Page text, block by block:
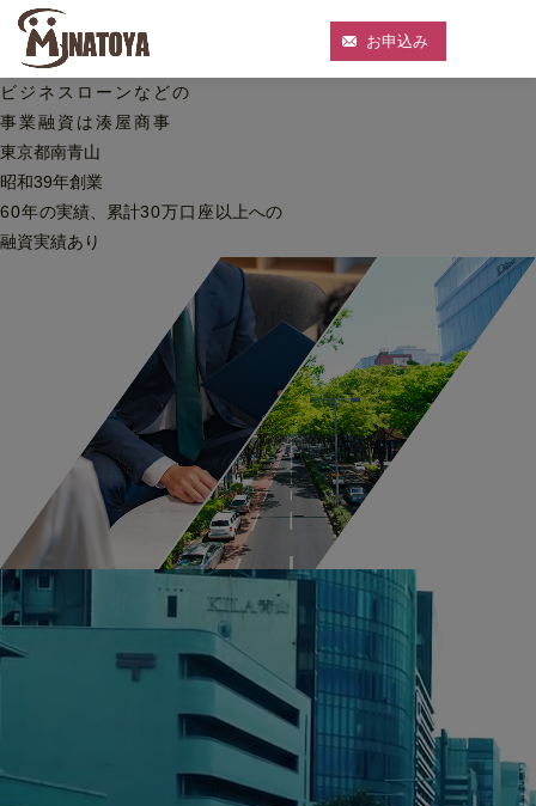
お申込み
ビジネスローンなどの
事業融資は湊屋商事
東京都南青山
昭和39年創業
60年の実績、累計30万口座 以上への
融資実績あり